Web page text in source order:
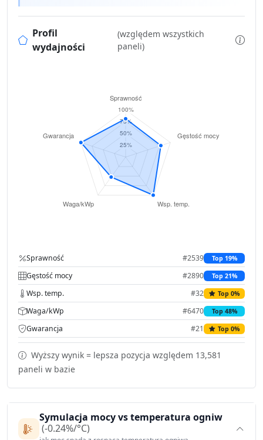
Profil
wydajności
(względem wszystkich
paneli)
Sprawność #2539 Top 19%
Gęstość mocy #2890 Top 21%
Wsp. temp. #32 Top 0%
Waga/kWp #6470 Top 48%
Gwarancja #21 Top 0%
Wyższy wynik = lepsza pozycja względem 13,581
paneli w bazie
Symulacja mocy vs temperatura ogniw
(-0.24%/°C)